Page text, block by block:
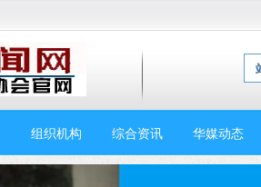
组织机构 综合资讯 华媒动态